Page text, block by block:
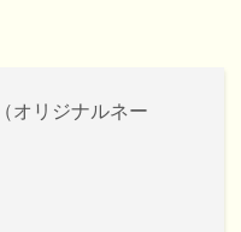
オリジナルネー